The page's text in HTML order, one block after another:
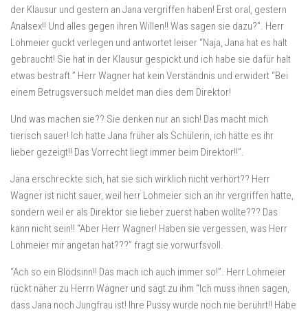
der Klausur und gestern an Jana vergriffen haben! Erst oral, gestern
Analsex!! Und alles gegen ihren Willen!! Was sagen sie dazu?”. Herr
Lohmeier guckt verlegen und antwortet leiser “Naja, Jana hat es halt
gebraucht! Sie hat in der Klausur gespickt und ich habe sie dafür halt
etwas bestraft.” Herr Wagner hat kein Verständnis und erwidert “Bei
einem Betrugsversuch meldet man dies dem Direktor!
Und was machen sie?? Sie denken nur an sich! Das macht mich
tierisch sauer! Ich hatte Jana früher als Schülerin, ich hätte es ihr
lieber gezeigt!! Das Vorrecht liegt immer beim Direktor!!”.
Jana erschreckte sich, hat sie sich wirklich nicht verhört?? Herr
Wagner ist nicht sauer, weil herr Lohmeier sich an ihr vergriffen hatte,
sondern weil er als Direktor sie lieber zuerst haben wollte??? Das
kann nicht sein!! “Aber Herr Wagner! Haben sie vergessen, was Herr
Lohmeier mir angetan hat???” fragt sie vorwurfsvoll.
“Ach so ein Blödsinn!! Das mach ich auch immer so!”. Herr Lohmeier
rückt näher zu Herrn Wagner und sagt zu ihm “Ich muss ihnen sagen,
dass Jana noch Jungfrau ist! Ihre Pussy wurde noch nie berührt!! Habe